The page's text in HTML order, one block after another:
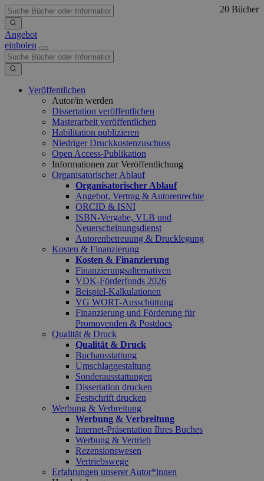
Angebot
einholen
Veröffentlichen
Autor/in werden
Dissertation veröffentlichen
Masterarbeit veröffentlichen
Habilitation publizieren
Niedriger Druckkostenzuschuss
Open Access-Publikation
Informationen zur Veröffentlichung
Organisatorischer Ablauf
Organisatorischer Ablauf
Angebot, Vertrag & Autorenrechte
ORCID & ISNI
ISBN-Vergabe, VLB und
Neuerscheinungsdienst
Autorenbetreuung & Drucklegung
Kosten & Finanzierung
Kosten & Finanzierung
Finanzierungsalternativen
VDK-Förderfonds 2026
Beispiel-Kalkulationen
VG WORT-Ausschüttung
Finanzierung und Förderung für
Promovenden & Postdocs
Qualität & Druck
Qualität & Druck
Buchausstattung
Umschlaggestaltung
Sonderausstattungen
Dissertation drucken
Festschrift drucken
Werbung & Verbreitung
Werbung & Verbreitung
Internet-Präsentation Ihres Buches
Werbung & Vertrieb
Rezensionswesen
Vertriebswege
Erfahrungen unserer Autor*innen
20 Bücher